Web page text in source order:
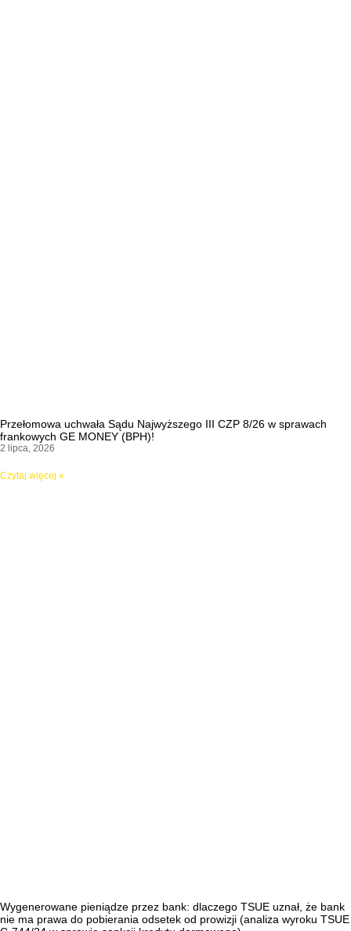
Przełomowa uchwała Sądu Najwyższego III CZP 8/26 w sprawach
frankowych GE MONEY (BPH)!
2 lipca, 2026
Czytaj więcej »
Wygenerowane pieniądze przez bank: dlaczego TSUE uznał, że bank
nie ma prawa do pobierania odsetek od prowizji (analiza wyroku TSUE